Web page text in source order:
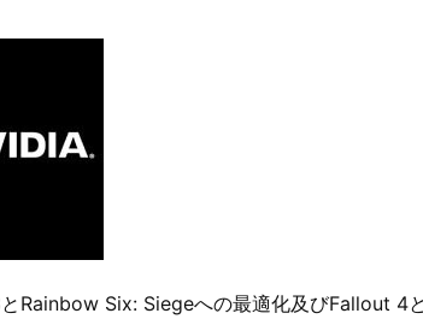
Rainbow Six: Siegeへの最適化及びFallout 4